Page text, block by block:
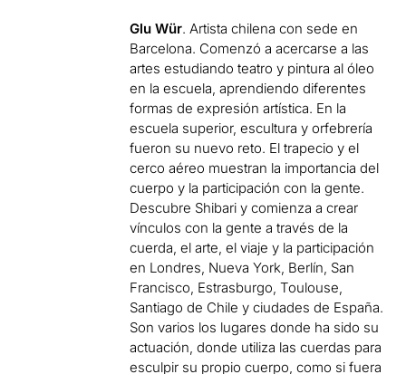
Glu Wür. Artista chilena con sede en
Barcelona. Comenzó a acercarse a las
artes estudiando teatro y pintura al óleo
en la escuela, aprendiendo diferentes
formas de expresión artística. En la
escuela superior, escultura y orfebrería
fueron su nuevo reto. El trapecio y el
cerco aéreo muestran la importancia del
cuerpo y la participación con la gente.
Descubre Shibari y comienza a crear
vínculos con la gente a través de la
cuerda, el arte, el viaje y la participación
en Londres, Nueva York, Berlín, San
Francisco, Estrasburgo, Toulouse,
Santiago de Chile y ciudades de España.
Son varios los lugares donde ha sido su
actuación, donde utiliza las cuerdas para
esculpir su propio cuerpo, como si fuera